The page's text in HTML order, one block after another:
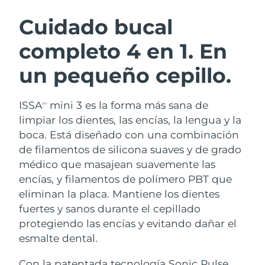
Cuidado bucal
completo 4 en 1. En
un pequeño cepillo.
ISSATM
mini 3 es la forma más sana de
limpiar los dientes, las encías, la lengua y la
boca. Está diseñado con una combinación
de filamentos de silicona suaves y de grado
médico que masajean suavemente las
encías, y filamentos de polímero PBT que
eliminan la placa. Mantiene los dientes
fuertes y sanos durante el cepillado
protegiendo las encías y evitando dañar el
esmalte dental.
Limpieza facial
Anti-aging massage
LUNA™ 4 Plus
Massage, LED heating
LUNA™ 4 Men
For men, anti-aging massage
Lifting facial
Microcurrent toning
BEAR™ 2 go
Microcurrent toning on-the-go
BEAR™ 2 eyes & lips
Microcurrent line smoothing device
Hidratación
UFO™ 3 pack
Deep facial hydration
UFO™ 3 LED
Near-infrared and red light therapy
device
Cuidado bucal
issa™ 4
Hybrid silicone sonic toothbrush
issa™ 4 plus
Smart hybrid silicone sonic toothbrush
TRATAMIENTO ANTIEDAD FAQ™
Antiedad
NEW
Austria Entrega prevista
Baréin Entrega prevista10/08/2026
Bélgica Entrega prevista 09/08/2026
Bermudas Entrega prevista15/08/2026
Bosnia y Herzegovina Entrega prevista12/08/2026
Brunéi Entrega prevista 14/08/2026
Bulgaria Entrega prevista09/08/2026
Canadá Entrega prevista
Chile